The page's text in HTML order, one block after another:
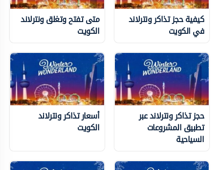
كيفية حجز تذاكر ونترلاند
في الكويت
متى تفتح وتغلق ونترلاند
الكويت
حجز تذاكر ونترلاند عبر
تطبيق المشروعات
السياحية
أسعار تذاكر ونترلاند
الكويت